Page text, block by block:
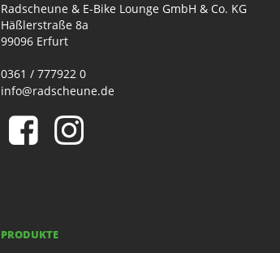
Radscheune & E-Bike Lounge GmbH & Co. KG
Häßlerstraße 8a
99096 Erfurt
0361 / 777922 0
info@radscheune.de
PRODUKTE